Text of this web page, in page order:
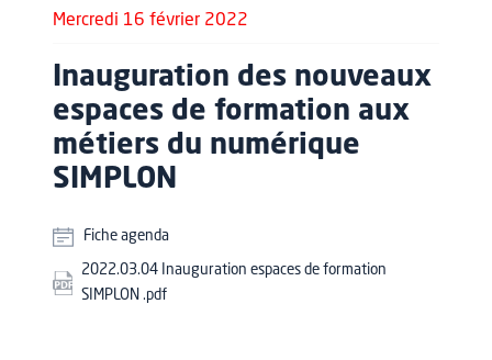
Mercredi 16 février 2022
Inauguration des nouveaux
espaces de formation aux
métiers du numérique
SIMPLON
Fiche agenda
2022.03.04 Inauguration espaces de formation
SIMPLON .pdf